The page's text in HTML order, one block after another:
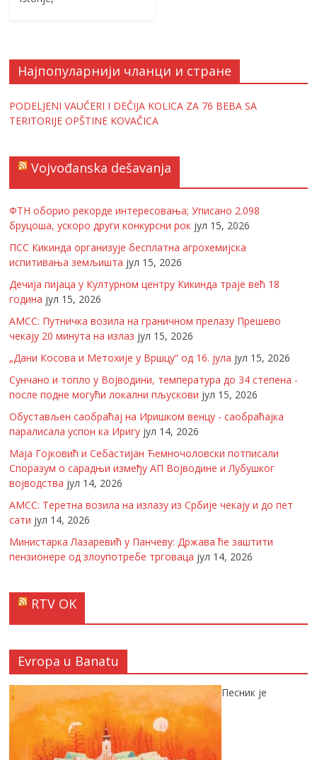
Најпопуларнији чланци и стране
PODELJENI VAUČERI I DEČIJA KOLICA ZA 76 BEBA SA
TERITORIJE OPŠTINE KOVAČICA
Vojvođanska dešavanja
ФТН оборио рекорде интересовања; Уписано 2.098
бруцоша, ускоро други конкурсни рок јул 15, 2026
ПСС Кикинда организује бесплатна агрохемијска
испитивања земљишта јул 15, 2026
Дечија пијаца у Културном центру Кикинда траје већ 18
година јул 15, 2026
АМСС: Путничка возила на граничном прелазу Прешево
чекају 20 минута на излаз јул 15, 2026
„Дани Косова и Метохије у Вршцу“ од 16. јула јул 15, 2026
Сунчано и топло у Војводини, температура до 34 степена -
после подне могући локални пљускови јул 15, 2026
Обустављен саобраћај на Иришком венцу - саобраћајка
паралисала успон ка Иригу јул 14, 2026
Маја Гојковић и Себастијан Ћемночоловски потписали
Споразум о сарадњи између АП Војводине и Лубушког
војводства јул 14, 2026
АМСС: Теретна возила на излазу из Србије чекају и до пет
сати јул 14, 2026
Министарка Лазаревић у Панчеву: Држава ће заштити
пензионере од злоупотребе трговаца јул 14, 2026
RTV OK
Evropa u Banatu
Песник је